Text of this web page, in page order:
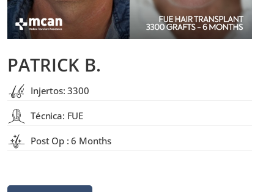
PATRICK B.
Injertos: 3300
Técnica: FUE
Post Op : 6 Months